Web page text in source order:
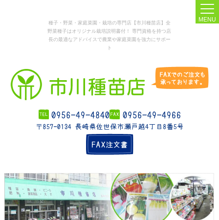
種子・野菜・家庭菜園・栽培の専門店【市川種苗店】全
野菜種子はオリジナル栽培説明書付！ 専門資格を持つ店
長の最適なアドバイスで農業や家庭菜園を強力にサポー
ト
MENU